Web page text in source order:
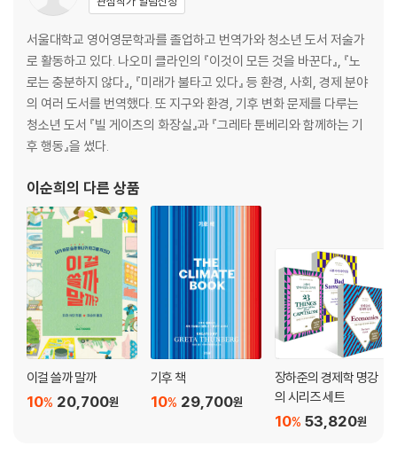
는 케인스주의, 가난한 나라는 통화주의
8장 자이르 대 인도네시아: 부패하고 비민주적인 나라에는 등을 돌려야 하
는가?
부정부패는 경제 발전을 저해하는가? | 번영과 정직 | 시장이 너무 확대되
어서 탈이다 | 민주주의와 자유 시장 | 민주주의가 민주주의를 훼손할 때 |
민주주의와 경제 발전 | 정치와 경제 발전
9장 게으른 일본인과 도둑질 잘하는 독일인: 경제 발전에 유리한 민족성이
있는가?
문화는 경제 발전에 영향을 미치는가? | 문화란 무엇인가? | 지킬 박사와
하이드 씨 | 게으른 일본인과 도둑질 잘하는 독일인 | 문화는 어떻게 변화
하는가? | 문화의 재발명
에필로그: 세상은 나아질 수 있을까?
해 보지 마시오! | 기울어진 경기장이 필요하다 | 올바른 일과 쉬운 일
서울대학교 영어영문학과를 졸업하고 번역가와 청소년 도서 저술가
로 활동하고 있다. 나오미 클라인의 『이것이 모든 것을 바꾼다』, 『노
로는 충분하지 않다』, 『미래가 불타고 있다』 등 환경, 사회, 경제 분야
의 여러 도서를 번역했다. 또 지구와 환경, 기후 변화 문제를 다루는
청소년 도서 『빌 게이츠의 화장실』과 『그레타 툰베리와 함께하는 기
후 행동』을 썼다.
이순희의 다른 상품
이걸 쓸까 말까
20,700원
10%
기후 책
29,700원
10%
장하준의 경제학 명강
의 시리즈 세트
53,820원
10%